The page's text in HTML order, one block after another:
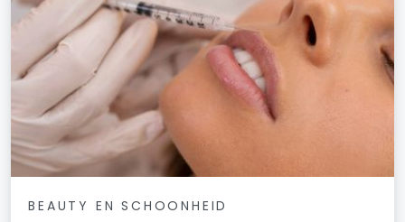
BEAUTY EN SCHOONHEID